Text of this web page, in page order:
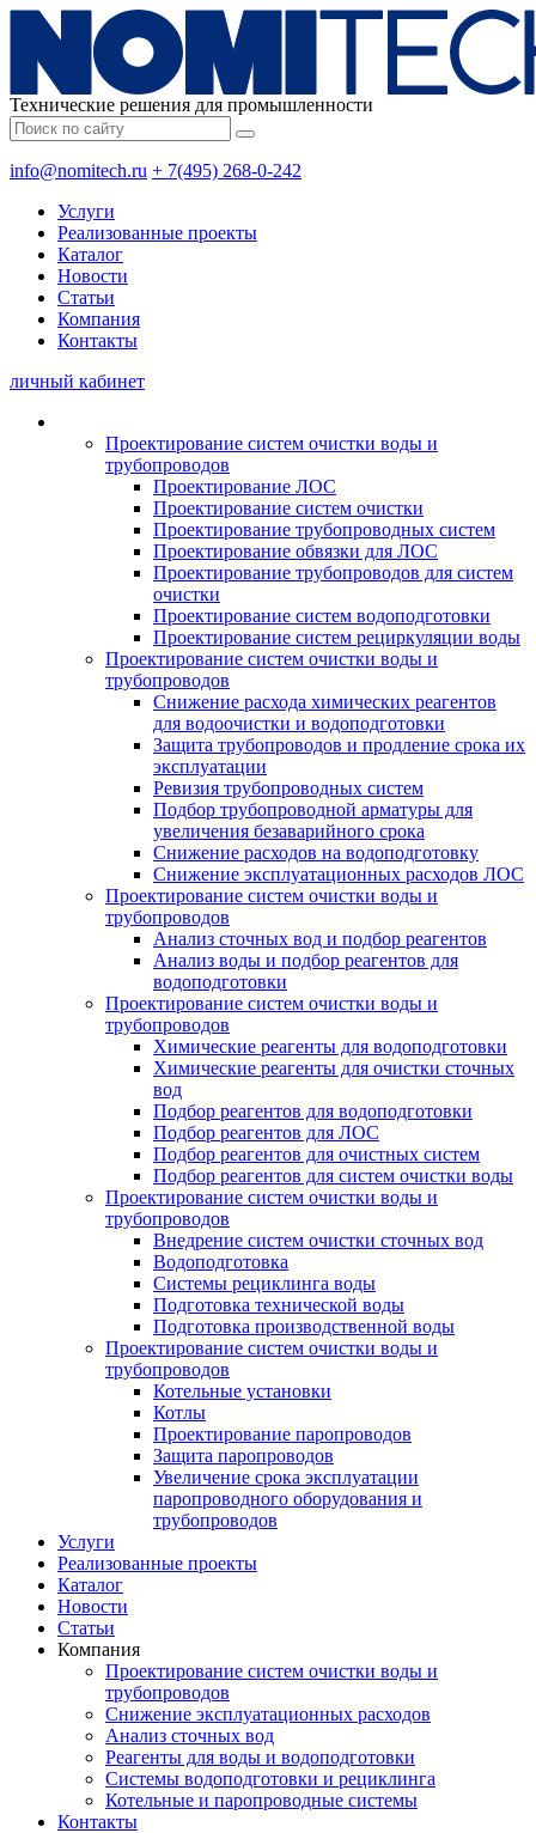
Технические решения для промышленности
info@nomitech.ru + 7(495) 268-0-242
Услуги
Реализованные проекты
Каталог
Новости
Статьи
Компания
Контакты
личный кабинет
Проектирование систем очистки воды и
трубопроводов
Проектирование ЛОС
Проектирование систем очистки
Проектирование трубопроводных систем
Проектирование обвязки для ЛОС
Проектирование трубопроводов для систем
очистки
Проектирование систем водоподготовки
Проектирование систем рециркуляции воды
Проектирование систем очистки воды и
трубопроводов
Снижение расхода химических реагентов
для водоочистки и водоподготовки
Защита трубопроводов и продление срока их
эксплуатации
Ревизия трубопроводных систем
Подбор трубопроводной арматуры для
увеличения безаварийного срока
Снижение расходов на водоподготовку
Снижение эксплуатационных расходов ЛОС
Проектирование систем очистки воды и
трубопроводов
Анализ сточных вод и подбор реагентов
Анализ воды и подбор реагентов для
водоподготовки
Проектирование систем очистки воды и
трубопроводов
Химические реагенты для водоподготовки
Химические реагенты для очистки сточных
вод
Подбор реагентов для водоподготовки
Подбор реагентов для ЛОС
Подбор реагентов для очистных систем
Подбор реагентов для систем очистки воды
Проектирование систем очистки воды и
трубопроводов
Внедрение систем очистки сточных вод
Водоподготовка
Системы рециклинга воды
Подготовка технической воды
Подготовка производственной воды
Проектирование систем очистки воды и
трубопроводов
Котельные установки
Котлы
Проектирование паропроводов
Защита паропроводов
Увеличение срока эксплуатации
паропроводного оборудования и
трубопроводов
Услуги
Реализованные проекты
Каталог
Новости
Статьи
Компания
Проектирование систем очистки воды и
трубопроводов
Снижение эксплуатационных расходов
Анализ сточных вод
Реагенты для воды и водоподготовки
Системы водоподготовки и рециклинга
Котельные и паропроводные системы
Контакты